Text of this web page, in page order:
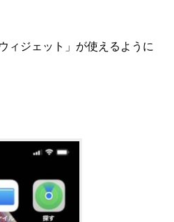
ィジェット」が使えるように